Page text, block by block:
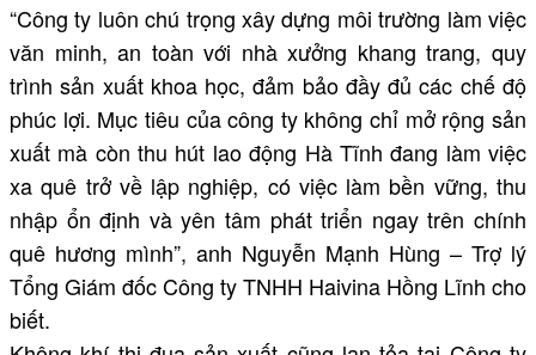
“Công ty luôn chú trọng xây dựng môi trường làm việc
văn minh, an toàn với nhà xưởng khang trang, quy
trình sản xuất khoa học, đảm bảo đầy đủ các chế độ
phúc lợi. Mục tiêu của công ty không chỉ mở rộng sản
xuất mà còn thu hút lao động Hà Tĩnh đang làm việc
xa quê trở về lập nghiệp, có việc làm bền vững, thu
nhập ổn định và yên tâm phát triển ngay trên chính
quê hương mình”, anh Nguyễn Mạnh Hùng – Trợ lý
Tổng Giám đốc Công ty TNHH Haivina Hồng Lĩnh cho
biết.